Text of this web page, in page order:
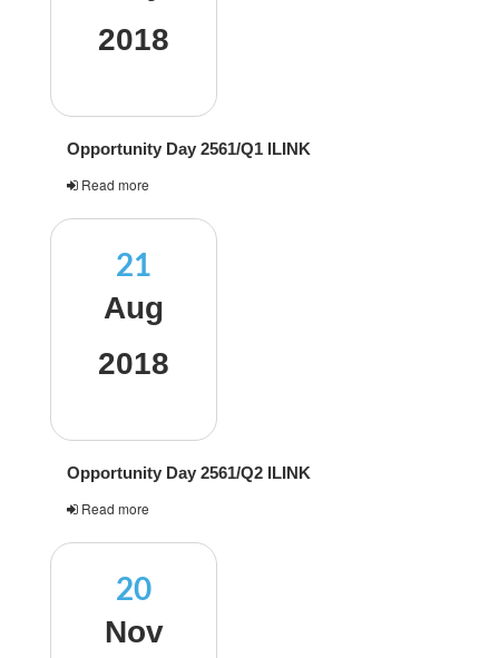
2018
Opportunity Day 2561/Q1 ILINK
Read more
21
Aug
2018
Opportunity Day 2561/Q2 ILINK
Read more
20
Nov